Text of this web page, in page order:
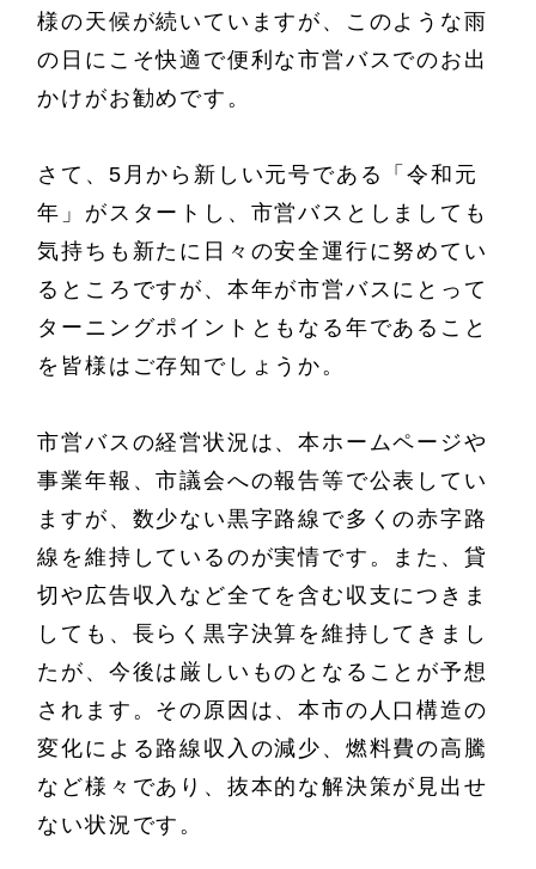
様の天候が続いていますが、このような雨
の日にこそ快適で便利な市営バスでのお出
かけがお勧めです。
さて、5月から新しい元号である「令和元
年」がスタートし、市営バスとしましても
気持ちも新たに日々の安全運行に努めてい
るところですが、本年が市営バスにとって
ターニングポイントともなる年であること
を皆様はご存知でしょうか。
市営バスの経営状況は、本ホームページや
事業年報、市議会への報告等で公表してい
ますが、数少ない黒字路線で多くの赤字路
線を維持しているのが実情です。また、貸
切や広告収入など全てを含む収支につきま
しても、長らく黒字決算を維持してきまし
たが、今後は厳しいものとなることが予想
されます。その原因は、本市の人口構造の
変化による路線収入の減少、燃料費の高騰
など様々であり、抜本的な解決策が見出せ
ない状況です。